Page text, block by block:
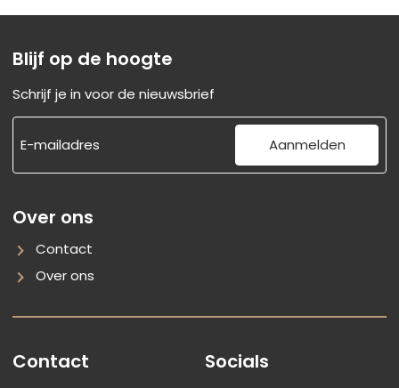
Over ons
Contact
Over ons
Contact
Blijf op de hoogte
Schrijf je in voor de nieuwsbrief
Aanmelden
Socials